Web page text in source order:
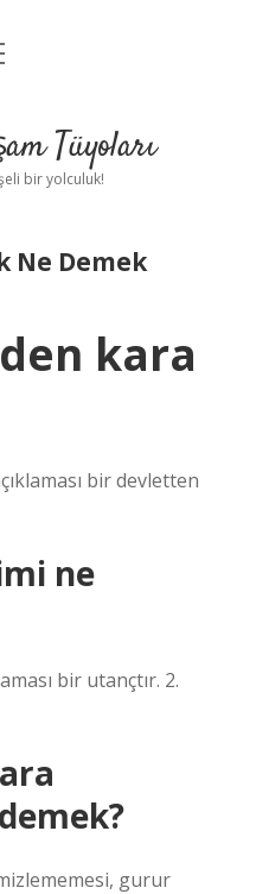
Tüyoları
bir yolculuk!
Ne Demek
kara
bir devletten
ne
bir utançtır. 2.
gurur